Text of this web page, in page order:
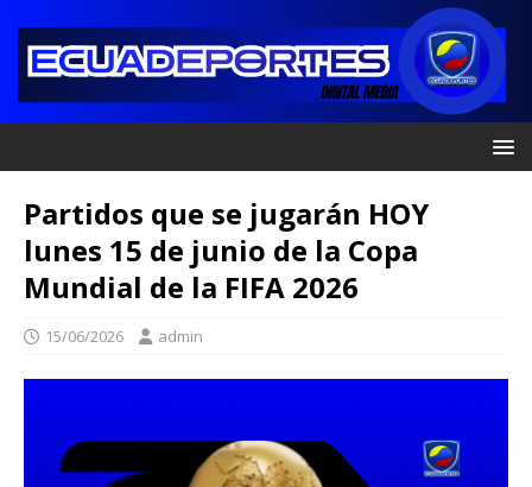
Partidos que se jugarán HOY
lunes 15 de junio de la Copa
Mundial de la FIFA 2026
15/06/2026 admin